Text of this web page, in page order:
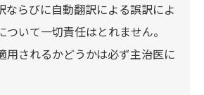
ならびに自動翻訳による誤訳によ
ついて一切責任はとれません。
用されるかどうかは必ず主治医に